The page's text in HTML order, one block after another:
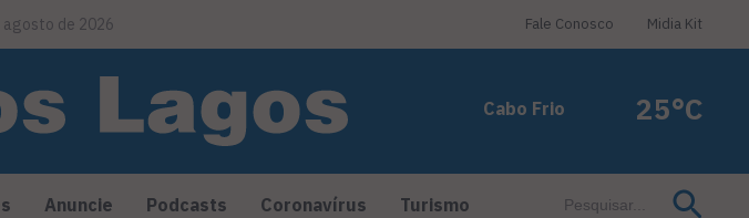
agosto de 2026 Fale Conosco Midia Kit
Cabo Frio 25°C
Anuncie Podcasts Coronavírus Turismo